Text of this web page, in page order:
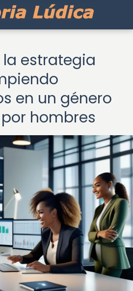
la estrategia
en un género
hombres